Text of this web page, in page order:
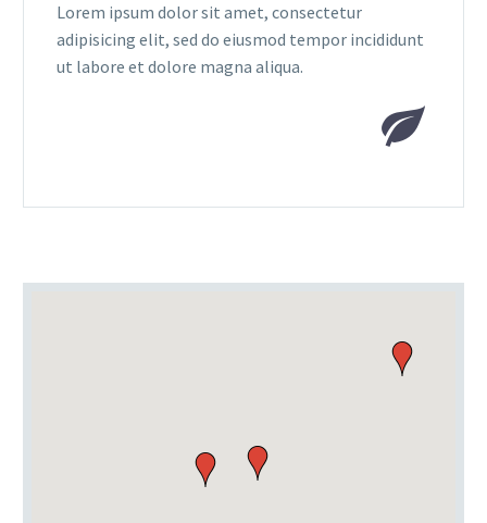
Lorem ipsum dolor sit amet, consectetur
adipisicing elit, sed do eiusmod tempor incididunt
ut labore et dolore magna aliqua.

